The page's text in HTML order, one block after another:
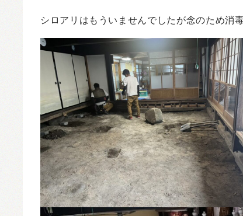
シロアリはもういませんでしたが念のため消